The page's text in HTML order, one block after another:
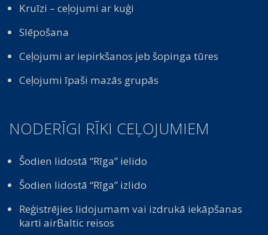
Kruīzi – ceļojumi ar kuģi
Slēpošana
Ceļojumi ar iepirkšanos jeb šopinga tūres
Ceļojumi īpaši mazās grupās
NODERĪGI RĪKI CEĻOJUMIEM
Šodien lidostā “Rīga” ielido
Šodien lidostā “Rīga” izlido
Reģistrējies lidojumam vai izdrukā iekāpšanas
karti airBaltic reisos